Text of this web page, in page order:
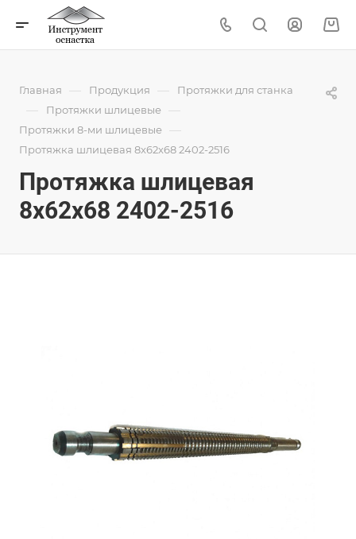
Главная — Продукция — Протяжки для станка
— Протяжки шлицевые —
Протяжки 8-ми шлицевые —
Протяжка шлицевая 8x62x68 2402-2516
Протяжка шлицевая
8x62x68 2402-2516